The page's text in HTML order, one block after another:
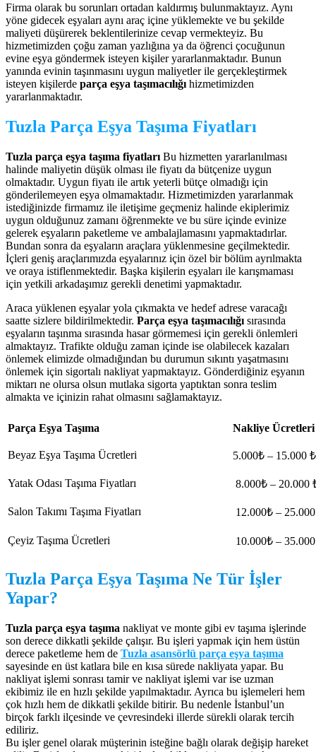
Firma olarak bu sorunları ortadan kaldırmış bulunmaktayız. Aynı
yöne gidecek eşyaları aynı araç içine yüklemekte ve bu şekilde
maliyeti düşürerek beklentilerinize cevap vermekteyiz. Bu
hizmetimizden çoğu zaman yazlığına ya da öğrenci çocuğunun
evine eşya göndermek isteyen kişiler yararlanmaktadır. Bunun
yanında evinin taşınmasını uygun maliyetler ile gerçekleştirmek
isteyen kişilerde parça eşya taşımacılığı hizmetimizden
yararlanmaktadır.
Tuzla Parça Eşya Taşıma Fiyatları
Tuzla parça eşya taşıma fiyatları Bu hizmetten yararlanılması
halinde maliyetin düşük olması ile fiyatı da bütçenize uygun
olmaktadır. Uygun fiyatı ile artık yeterli bütçe olmadığı için
gönderilemeyen eşya olmamaktadır. Hizmetimizden yararlanmak
istediğinizde firmamız ile iletişime geçmeniz halinde ekiplerimiz
uygun olduğunuz zamanı öğrenmekte ve bu süre içinde evinize
gelerek eşyaların paketleme ve ambalajlamasını yapmaktadırlar.
Bundan sonra da eşyaların araçlara yüklenmesine geçilmektedir.
İçleri geniş araçlarımızda eşyalarınız için özel bir bölüm ayrılmakta
ve oraya istiflenmektedir. Başka kişilerin eşyaları ile karışmaması
için yetkili arkadaşımız gerekli denetimi yapmaktadır.
Araca yüklenen eşyalar yola çıkmakta ve hedef adrese varacağı
saatte sizlere bildirilmektedir. Parça eşya taşımacılığı sırasında
eşyaların taşınma sırasında hasar görmemesi için gerekli önlemleri
almaktayız. Trafikte olduğu zaman içinde ise olabilecek kazaları
önlemek elimizde olmadığından bu durumun sıkıntı yaşatmasını
önlemek için sigortalı nakliyat yapmaktayız. Gönderdiğiniz eşyanın
miktarı ne olursa olsun mutlaka sigorta yaptıktan sonra teslim
almakta ve içinizin rahat olmasını sağlamaktayız.
Parça Eşya Taşıma Nakliye Ücretleri
Beyaz Eşya Taşıma Ücretleri 5.000₺ – 15.000 ₺
Yatak Odası Taşıma Fiyatları 8.000₺ – 20.000
Salon Takımı Taşıma Fiyatları 12.000₺ –
Çeyiz Taşıma Ücretleri 10.000₺ –
Tuzla Parça Eşya Taşıma Ne Tür İşler
Yapar?
Tuzla parça eşya taşıma nakliyat ve monte gibi ev taşıma işlerinde
son derece dikkatli şekilde çalışır. Bu işleri yapmak için hem üstün
derece paketleme hem de Tuzla asansörlü parça eşya taşıma
sayesinde en üst katlara bile en kısa sürede nakliyata yapar. Bu
nakliyat işlemi sonrası tamir ve nakliyat işlemi var ise uzman
ekibimiz ile en hızlı şekilde yapılmaktadır. Ayrıca bu işlemeleri hem
çok hızlı hem de dikkatli şekilde bitirir. Bu nedenle İstanbul’un
birçok farklı ilçesinde ve çevresindeki illerde sürekli olarak tercih
ediliriz.
Bu işler genel olarak müşterinin isteğine bağlı olarak değişip hareket